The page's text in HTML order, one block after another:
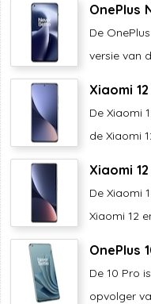
OnePlus
De
versie van
Xiaomi 12
De Xiaomi
de Xiaomi
Xiaomi
De Xiaomi
Xiaomi 12
OnePlus
De 10 Pro
opvolger